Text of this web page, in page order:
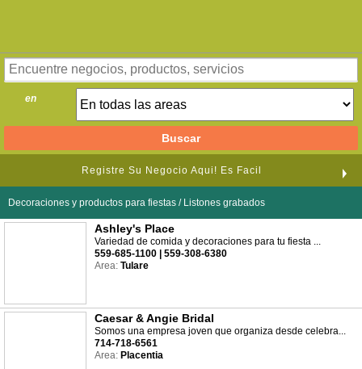
en
Registre Su Negocio Aqui! Es Facil
Decoraciones y productos para fiestas / Listones grabados
Ashley's Place
Variedad de comida y decoraciones para tu fiesta ...
559-685-1100 | 559-308-6380
Area: Tulare
Caesar & Angie Bridal
Somos una empresa joven que organiza desde celebra...
714-718-6561
Area: Placentia